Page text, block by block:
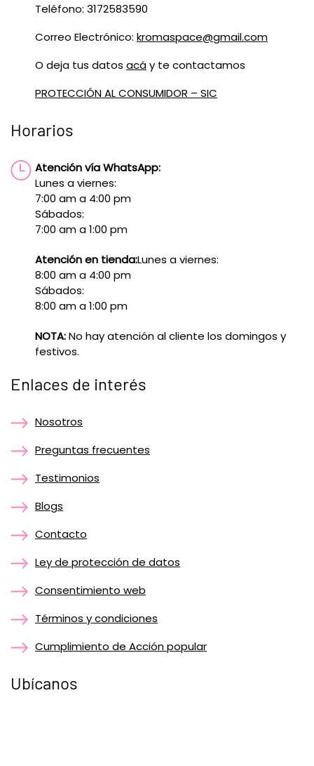
Teléfono: 3172583590
Correo Electrónico: kromaspace@gmail.com
O deja tus datos acáy te contactamos
PROTECCIÓN AL CONSUMIDOR – SIC
Horarios
Atención vía WhatsApp:
Lunes a viernes:
7:00 am a 4:00 pm
Sábados:
7:00 am a 1:00 pm
Atención en tienda:Lunes a viernes:
8:00 am a 4:00 pm
Sábados:
8:00 am a 1:00 pm
NOTA:No hay atención al cliente los domingos y
festivos.
Enlaces de interés
Nosotros
Preguntas frecuentes
Testimonios
Blogs
Contacto
Ley de protección de datos
Consentimiento web
Términos y condiciones
Cumplimiento de Acción popular
Ubícanos